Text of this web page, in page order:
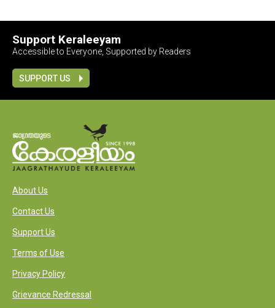
Support Keraleeyam
Accessible to Everyone, Supported by Readers
SUPPORT US
About Us
Contact Us
Support Us
Terms of Use
Privacy Policy
Grievance Redressal